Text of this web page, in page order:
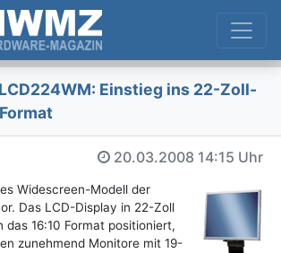
Einstieg ins 22-Zoll-
20.03.2008 14:15 Uhr
Widescreen-Modell der
Das LCD-Display in 22-Zoll
das 16:10 Format positioniert,
zunehmend Monitore mit 19-